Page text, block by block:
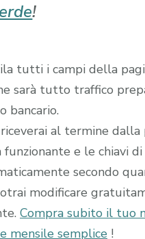
!
tutti i campi della
sarà tutto traffico
bancario.
al termine
e le chiavi di
secondo
modificare
Compra subito il tuo
mensile semplice !